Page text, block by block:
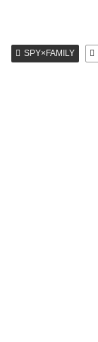
SPY×FAMILY